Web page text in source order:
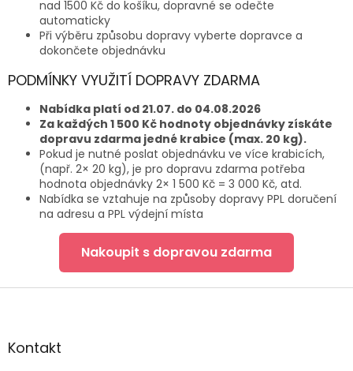
nad 1500 Kč do košíku, dopravné se odečte
automaticky
Při výběru způsobu dopravy vyberte dopravce a
dokončete objednávku
PODMÍNKY VYUŽITÍ DOPRAVY ZDARMA
Nabídka platí od 21.07. do 04.08.2026
Za každých 1 500 Kč hodnoty objednávky získáte
dopravu zdarma jedné krabice (max. 20 kg).
Pokud je nutné poslat objednávku ve více krabicích,
(např. 2× 20 kg), je pro dopravu zdarma potřeba
hodnota objednávky 2× 1 500 Kč = 3 000 Kč, atd.
Nabídka se vztahuje na způsoby dopravy PPL doručení
na adresu a PPL výdejní místa
Nakoupit s dopravou zdarma
Z
aKontakt